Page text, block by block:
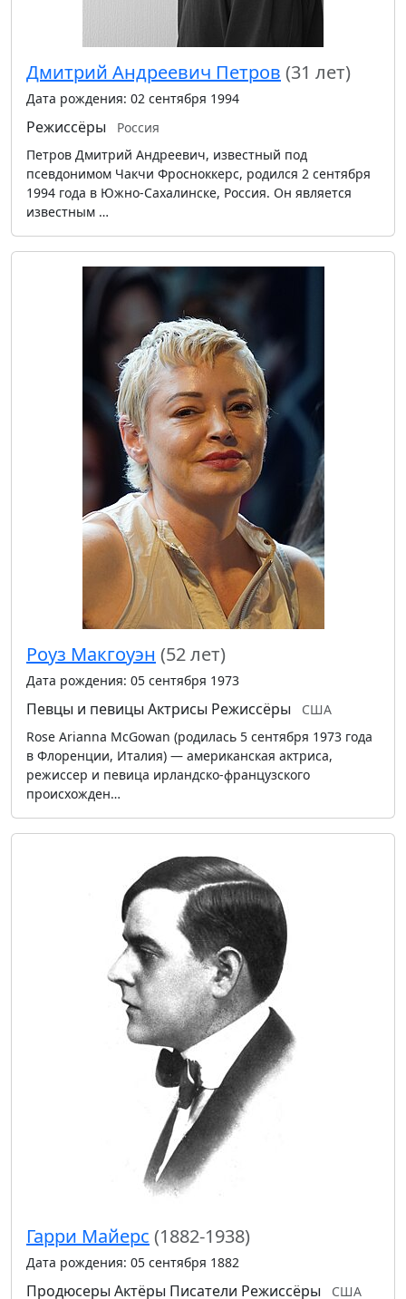
Дмитрий Андреевич Петров (31 лет)
Дата рождения: 02 сентября 1994
Режиссёры
Россия
Петров Дмитрий Андреевич, известный под
псевдонимом Чакчи Фросноккерс, родился 2 сентября
1994 года в Южно-Сахалинске, Россия. Он является
известным …
Роуз Макгоуэн (52 лет)
Дата рождения: 05 сентября 1973
Певцы и певицы Актрисы Режиссёры
США
Rose Arianna McGowan (родилась 5 сентября 1973 года
в Флоренции, Италия) — американская актриса,
режиссер и певица ирландско-французского
происхожден…
Гарри Майерс (1882-1938)
Дата рождения: 05 сентября 1882
Продюсеры Актёры Писатели Режиссёры США